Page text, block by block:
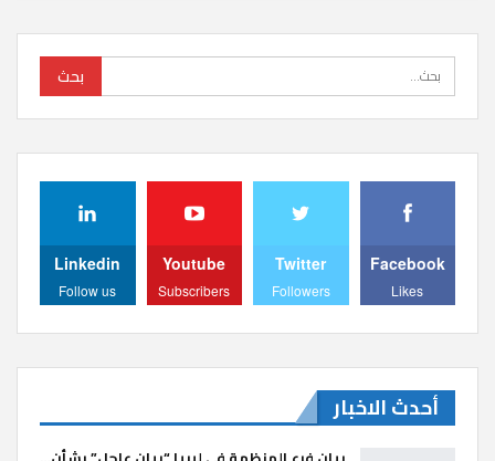
Facebook
Likes
Twitter
Followers
Youtube
Subscribers
Linkedin
Follow us
أحدث الاخبار